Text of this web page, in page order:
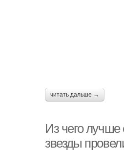
читать дальше →
Из чего лучше
звезды